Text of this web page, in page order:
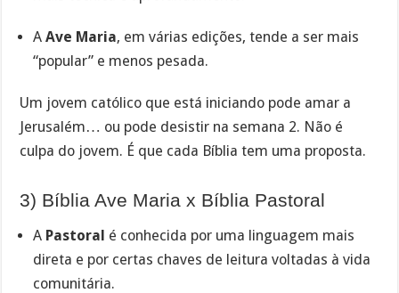
AAve Maria, em várias edições, tende a ser mais
“popular” e menos pesada.
Um jovem católico que está iniciando pode amar a
Jerusalém… ou pode desistir na semana 2. Não é
culpa do jovem. É que cada Bíblia tem uma proposta.
3) Bíblia Ave Maria x Bíblia Pastoral
A Pastoral é conhecida por uma linguagem mais
direta e por certas chaves de leitura voltadas à vida
comunitária.